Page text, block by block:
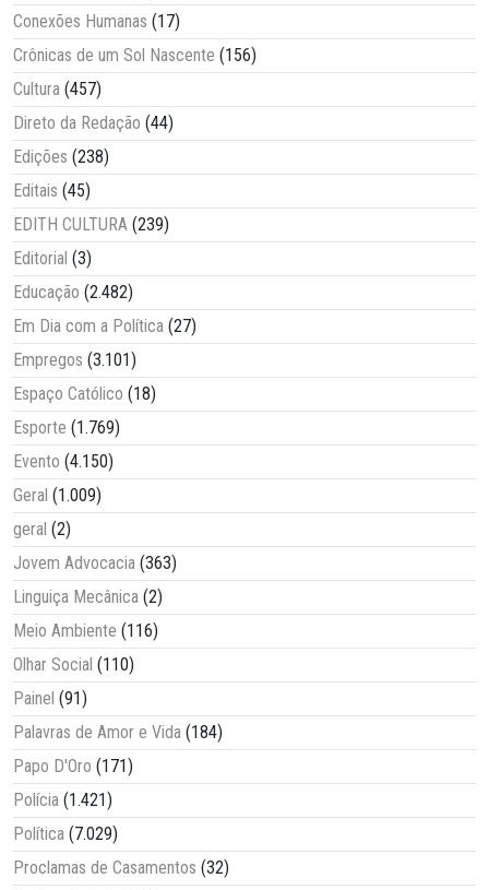
Conexões Humanas (17)
Crônicas de um Sol Nascente (156)
Cultura (457)
Direto da Redação (44)
Edições (238)
Editais (45)
EDITH CULTURA (239)
Editorial (3)
Educação (2.482)
Em Dia com a Política (27)
Empregos (3.101)
Espaço Católico (18)
Esporte (1.769)
Evento (4.150)
Geral (1.009)
geral (2)
Jovem Advocacia (363)
Linguiça Mecânica (2)
Meio Ambiente (116)
Olhar Social (110)
Painel (91)
Palavras de Amor e Vida (184)
Papo D'Oro (171)
Polícia (1.421)
Política (7.029)
Proclamas de Casamentos (32)